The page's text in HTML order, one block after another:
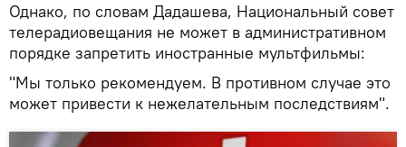
Однако, по словам Дадашева, Национальный совет
телерадиовещания не может в административном
порядке запретить иностранные мультфильмы:
"Мы только рекомендуем. В противном случае это
может привести к нежелательным последствиям".